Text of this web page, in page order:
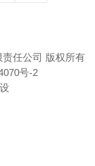
任公司 版权所有
号-2